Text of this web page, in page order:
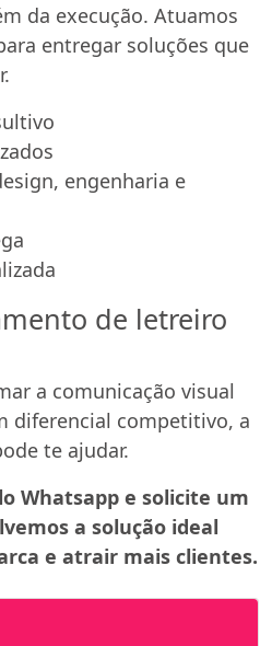
da execução. Atuamos
entregar soluções que
engenharia e
de letreiro
a comunicação visual
diferencial competitivo, a
te ajudar.
Whatsapp e solicite um
a solução ideal
e atrair mais clientes.